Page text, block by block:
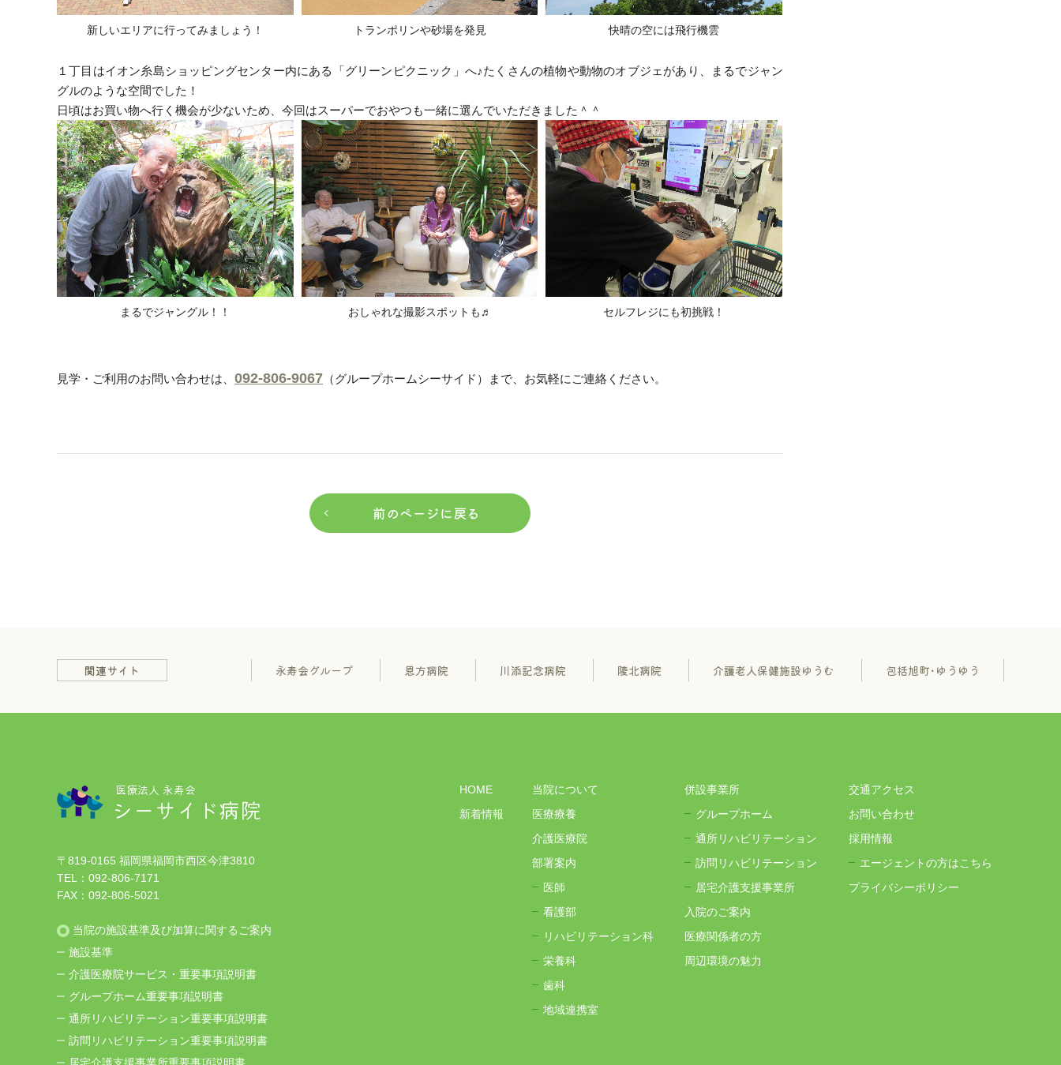
新しいエリアに行ってみましょう！ トランポリンや砂場を発見 快晴の空には飛行機雲
１丁目はイオン糸島ショッピングセンター内にある「グリーンピクニック」へ♪たくさんの植物や動物のオブジェがあり、まるでジャン
グルのような空間でした！
日頃はお買い物へ行く機会が少ないため、今回はスーパーでおやつも一緒に選んでいただきました＾＾
まるでジャングル！！ おしゃれな撮影スポットも♬ セルフレジにも初挑戦！
見学・ご利用のお問い合わせは、 092-806-9067 （グループホームシーサイド）まで、お気軽にご連絡ください。
前のページに戻る
関連サイト 永寿会グループ 恩方病院 川添記念病院 陵北病院 介護老人保健施設ゆうむ 包括旭町･ゆうゆう
医療法人 永寿会
シーサイド病院
〒819-0165 福岡県福岡市西区今津3810
TEL： 092-806-7171
FAX：092-806-5021
当院の施設基準及び加算に関するご案内
施設基準
介護医療院サービス・重要事項説明書
グループホーム重要事項説明書
通所リハビリテーション重要事項説明書
訪問リハビリテーション重要事項説明書
HOME
新着情報
当院について
医療療養
介護医療院
部署案内
医師
看護部
リハビリテーション科
栄養科
歯科
地域連携室
併設事業所
グループホーム
通所リハビリテーション
訪問リハビリテーション
居宅介護支援事業所
入院のご案内
医療関係者の方
周辺環境の魅力
交通アクセス
お問い合わせ
採用情報
エージェントの方はこちら
プライバシーポリシー